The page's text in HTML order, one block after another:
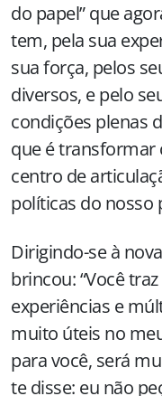
do papel” que
tem, pela sua
sua força, pelos
diversos, e pelo
condições plenas
que é transformar
centro de
políticas do nosso
Dirigindo-se à
brincou: “Você
experiências e
muito úteis no
para você, será
te disse: eu não